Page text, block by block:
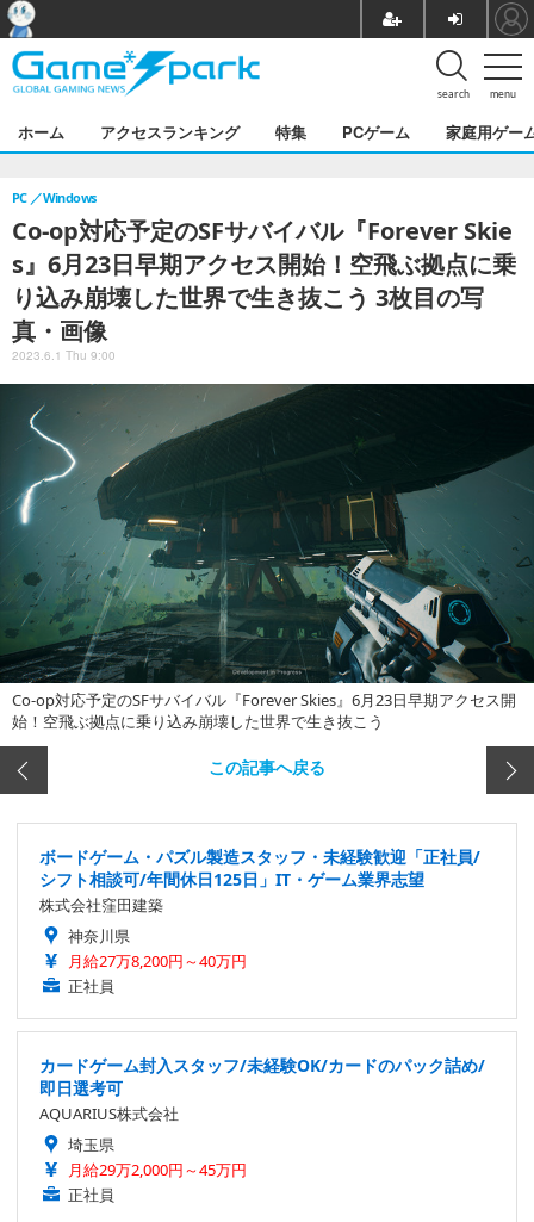
menu
search
ホーム アクセスランキング 特集 PCゲーム 家庭用ゲー
Co-op対応予定のSFサバイバル『Forever Skie
s』6月23日早期アクセス開始！空飛ぶ拠点に乗
り込み崩壊した世界で生き抜こう 3枚目の写
真・画像
PC Windows
2023.6.1 Thu 9:00
Co-op対応予定のSFサバイバル『Forever Skies』6月23日早期アクセス開
始！空飛ぶ拠点に乗り込み崩壊した世界で生き抜こう
この記事へ戻る
ボードゲーム・パズル製造スタッフ・未経験歓迎「正社員/
シフト相談可/年間休日125日」IT・ゲーム業界志望
株式会社窪田建築
神奈川県
月給27万8,200円～40万円
正社員
カードゲーム封入スタッフ/未経験OK/カードのパック詰め/
即日選考可
AQUARIUS株式会社
埼玉県
月給29万2,000円～45万円
正社員